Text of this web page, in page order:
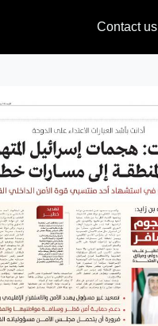
Contact us